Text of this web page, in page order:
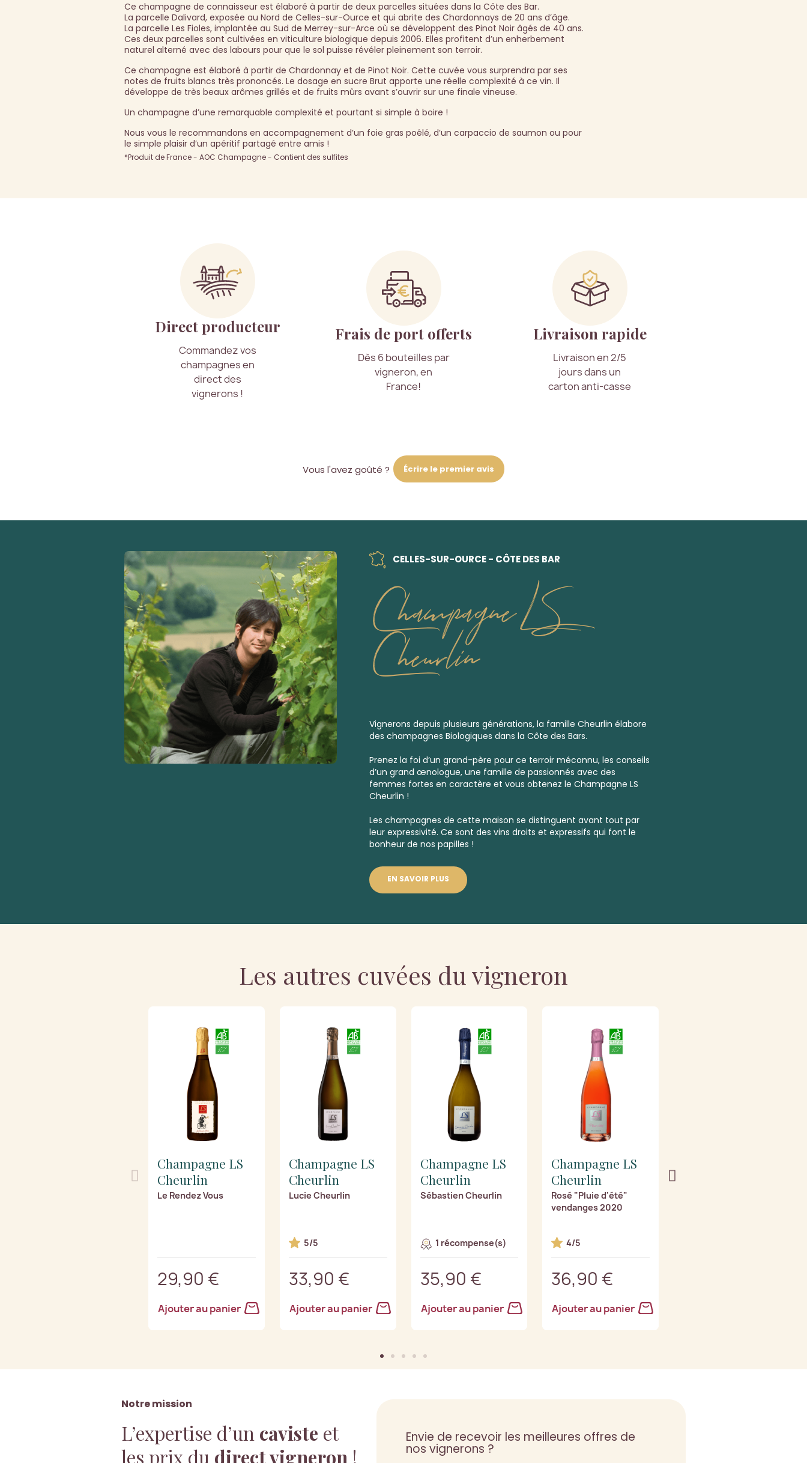
Ce champagne de connaisseur est élaboré à partir de deux parcelles situées dans la Côte des Bar.
La parcelle Dalivard, exposée au Nord de Celles-sur-Ource et qui abrite des Chardonnays de 20 ans d’âge.
La parcelle Les Fioles, implantée au Sud de Merrey-sur-Arce où se développent des Pinot Noir âgés de 40 ans.
Ces deux parcelles sont cultivées en viticulture biologique depuis 2006. Elles profitent d’un enherbement
naturel alterné avec des labours pour que le sol puisse révéler pleinement son terroir.
Ce champagne est élaboré à partir de Chardonnay et de Pinot Noir. Cette cuvée vous surprendra par ses
notes de fruits blancs très prononcés. Le dosage en sucre Brut apporte une réelle complexité à ce vin. Il
développe de très beaux arômes grillés et de fruits mûrs avant s’ouvrir sur une finale vineuse.
Un champagne d’une remarquable complexité et pourtant si simple à boire !
Nous vous le recommandons en accompagnement d’un foie gras poêlé, d’un carpaccio de saumon ou pour
le simple plaisir d’un apéritif partagé entre amis !
*Produit de France - AOC Champagne - Contient des sulfites
Direct producteur
Commandez vos
champagnes en
direct des
vignerons !
Frais de port offerts
Dès 6 bouteilles par
vigneron, en
France!
Livraison rapide
Livraison en 2/5
jours dans un
carton anti-casse
Vous l'avez goûté ? Écrire le premier avis
CELLES-SUR-OURCE - CÔTE DES BAR
Champagne LS
Cheurlin
Vignerons depuis plusieurs générations, la famille Cheurlin élabore
des champagnes Biologiques dans la Côte des Bars.
Prenez la foi d’un grand-père pour ce terroir méconnu, les conseils
d’un grand œnologue, une famille de passionnés avec des
femmes fortes en caractère et vous obtenez le Champagne LS
Cheurlin !
Les champagnes de cette maison se distinguent avant tout par
leur expressivité. Ce sont des vins droits et expressifs qui font le
bonheur de nos papilles !
EN SAVOIR PLUS
Les autres cuvées du vigneron
Champagne LS
Cheurlin
Le Rendez Vous
29,90 €
Ajouter au panier
Champagne LS
Cheurlin
Lucie Cheurlin
5/5
33,90 €
Ajouter au panier
Champagne LS
Cheurlin
Sébastien Cheurlin
1 récompense(s)
35,90 €
Ajouter au panier
Champagne LS
Cheurlin
Rosé "Pluie d'été"
vendanges 2020
4/5
36,90 €
Ajouter au panier
Notre mission
L’expertise d’un caviste et
les prix du direct vigneron !
Envie de recevoir les meilleures offres de
nos vignerons ?